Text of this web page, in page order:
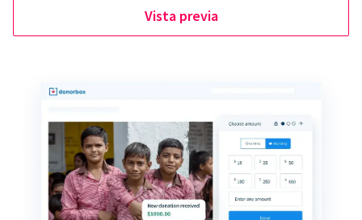
Vista previa